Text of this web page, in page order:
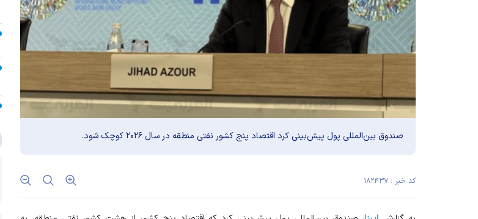
صندوق بین‌المللی پول پیش‌بینی کرد اقتصاد پنج کشور نفتی منطقه در سال ۲۰۲۶ کوچک شود.
کد خبر : ۱۸۲۴۳۷